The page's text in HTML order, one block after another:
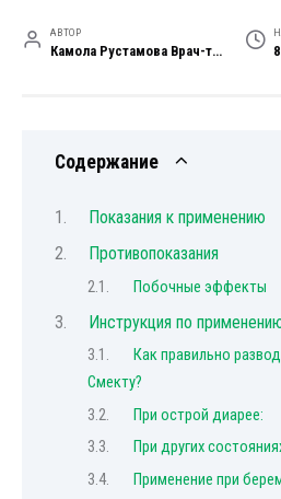
АВТОР
Камола Рустамова Врач-терапевт высшей категории
Содержание
Показания к применению
Противопоказания
Побочные эффекты
Инструкция по
Как правильно
Смекту?
При острой диарее:
При других
Применение при